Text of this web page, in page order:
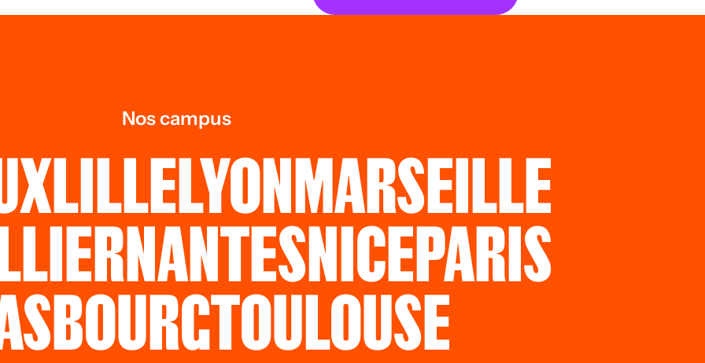
Nos campus
LILLELYONMARSEILLE
NANTESNICEPARIS
TOULOUSE